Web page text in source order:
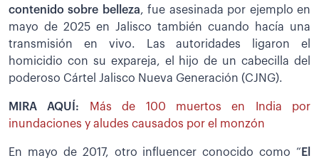
contenido sobre belleza, fue asesinada por ejemplo en
mayo de 2025 en Jalisco también cuando hacía una
transmisión en vivo. Las autoridades ligaron el
homicidio con su expareja, el hijo de un cabecilla del
poderoso Cártel Jalisco Nueva Generación (CJNG).
MIRA AQUÍ:
Más de 100 muertos en India por
inundaciones y aludes causados por el monzón
En mayo de 2017, otro influencer conocido como “ El